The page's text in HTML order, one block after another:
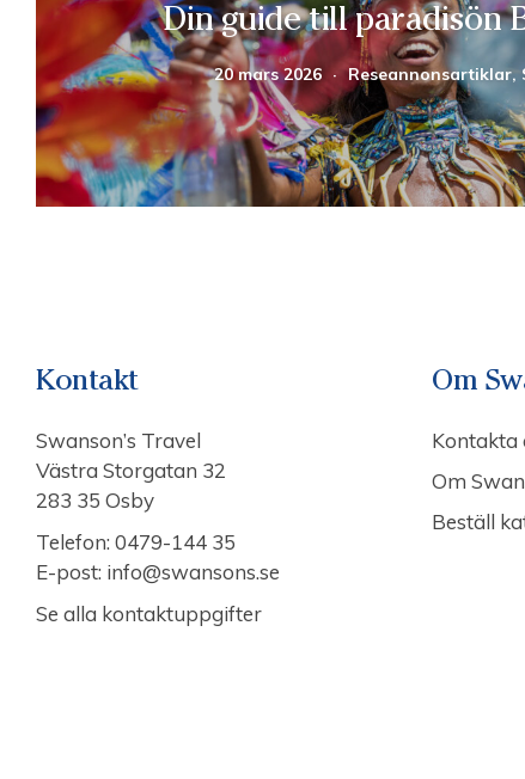
Din guide till paradisön
20 mars 2026 · Reseannonsartiklar,
Kontakt
Swanson’s Travel
Västra Storgatan 32
283 35 Osby
Telefon: 0479-144 35
E-post: info@swansons.se
Se alla kontaktuppgifter
Om
Kontakta
Om
Beställ